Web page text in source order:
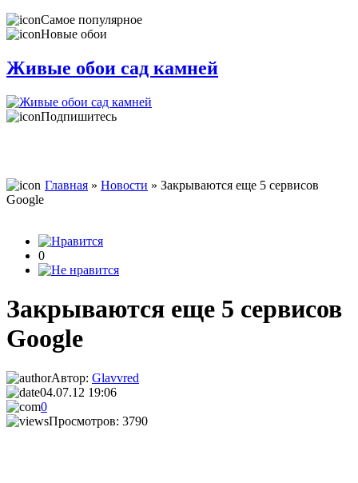
Самое популярное
Новые обои
Живые обои сад камней
Подпишитесь
Главная » Новости » Закрываются еще 5 сервисов
Google
0
Закрываются еще 5 сервисов
Google
Автор: Glavvred
04.07.12 19:06
0
Просмотров: 3790